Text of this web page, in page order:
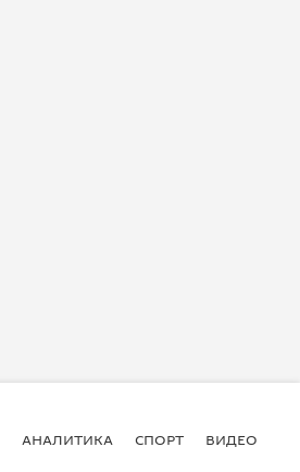
АНАЛИТИКА СПОРТ ВИДЕО